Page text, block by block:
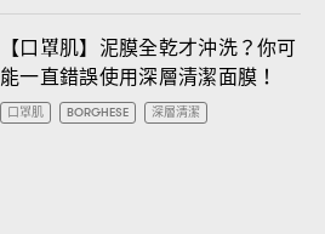
【口罩肌】泥膜全乾才沖洗？你可
能一直錯誤使用深層清潔面膜 ！
口罩肌 BORGHESE 深層清潔